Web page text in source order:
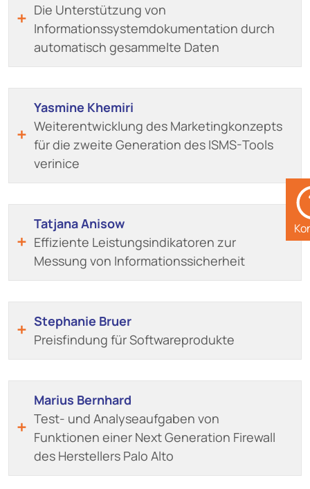
Die Unterstützung von
Informationssystemdokumentation durch
automatisch gesammelte Daten
Yasmine Khemiri
Weiterentwicklung des Marketingkonzepts
für die zweite Generation des ISMS-Tools
verinice
Tatjana Anisow
Effiziente Leistungsindikatoren zur
Messung von Informationssicherheit
Stephanie Bruer
Preisfindung für Softwareprodukte
Marius Bernhard
Test- und Analyseaufgaben von
Funktionen einer Next Generation Firewall
des Herstellers Palo Alto